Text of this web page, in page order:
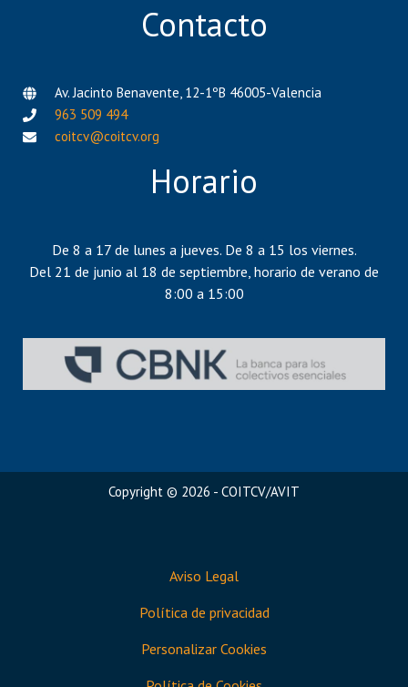
Contacto
Av. Jacinto Benavente, 12-1ºB 46005-Valencia
963 509 494
coitcv@coitcv.org
Horario
De 8 a 17 de lunes a jueves. De 8 a 15 los viernes.
Del 21 de junio al 18 de septiembre, horario de verano de
8:00 a 15:00
Copyright © 2026 - COITCV/AVIT
Aviso Legal
Política de privacidad
Personalizar Cookies